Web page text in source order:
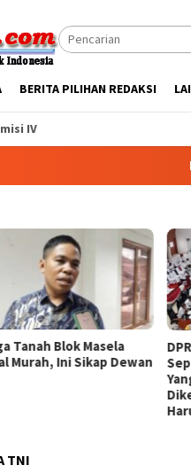
BERITA PILIHAN REDAKSI
IV
DPRD
Dewan
DPRD-Pemprov
Sepakat Tenaga
Yang Telah
Dikembalikan,
Harus Dibayarkan
TNI